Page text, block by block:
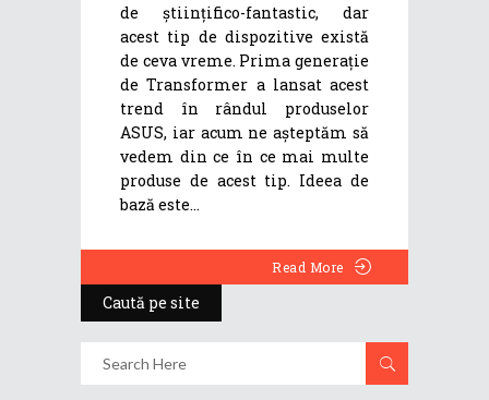
de științifico-fantastic, dar
acest tip de dispozitive există
de ceva vreme. Prima generație
de Transformer a lansat acest
trend în rândul produselor
ASUS, iar acum ne așteptăm să
vedem din ce în ce mai multe
produse de acest tip. Ideea de
bază este
Read More
Caută pe site